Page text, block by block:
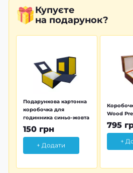
Купуєте
на подарунок?
Подарункова картонна
коробочка для
годинника синьо-жовта
150 грн
+ Додати
Wood
795
+